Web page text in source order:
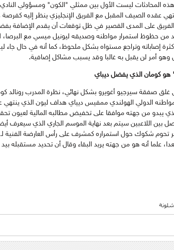
المحادثات ليست الأول بين ممثلي "الكون" ومسؤولي النادي
عقده الصيف المقبل مع الفريق الإنجليزي ينظر إليه كفرصة
على المدى القصير في ظل توقعات أن يقدم الإضافة بفضل
من حظوظ استمرار مواطنه وصديقه ليونيل ميسي مع
إصاباته وتراجع مستواه بشكل ملحوظ، كما أنه في حال جاء
وهو أمر لن يقبل به غالبا وقد يسبب مشاكل إضافية.
هو كومان الذي يفضل ديباي
صفقة سيرجيو أغويرو بشكل نهائي، نظرة المدرب رونالد
الدولي الهولندي ممفيس ديياي هداف ليون الذي ينتهي
يبدو من جهته موافقا على تخفيض مطالبه المالية لعيون
بين اللاعبين سيتم بعد نهاية الموسم الجاري الذي سيعرف
تحوم شكوك حول استمراره كمشرف على رأس العارضة الفنية لـ
علما أنه هو من جهته يريد البقاء وقال أن تحديد مستقبله بيد